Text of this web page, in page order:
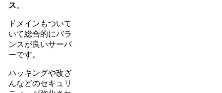
ス。
ドメインもついて
いて総合的にバラ
ンスが良いサーバ
ーです。
ハッキングや改ざ
んなどのセキュリ